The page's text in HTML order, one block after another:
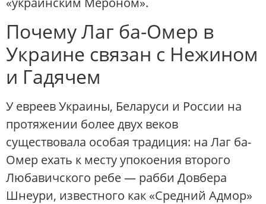
Почему Лаг ба-Омер в
Украине связан с Нежином
и Гадячем
У евреев Украины, Беларуси и России на
протяжении более двух веков
существовала особая традиция: на Лаг ба-
Омер ехать к месту упокоения второго
Любавичского ребе — рабби Довбера
Шнеури, известного как «Средний Адмор»